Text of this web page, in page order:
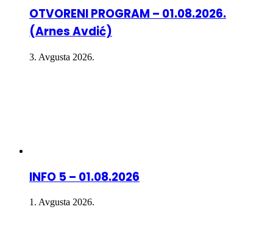
OTVORENI PROGRAM – 01.08.2026.
(Arnes Avdić)
3. Avgusta 2026.
INFO 5 – 01.08.2026
1. Avgusta 2026.